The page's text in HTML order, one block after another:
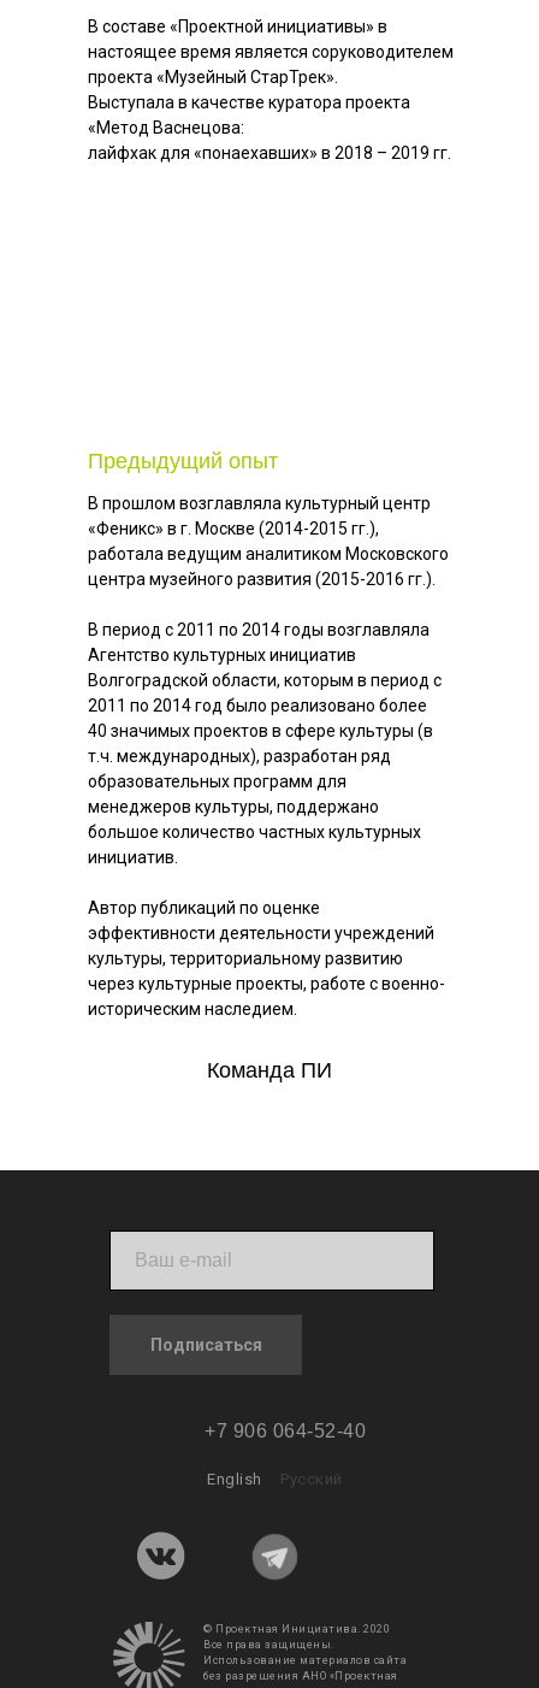
В составе «Проектной инициативы» в
настоящее время является соруководителем
проекта «Музейный СтарТрек».
Выступала в качестве куратора проекта
«Метод Васнецова:
лайфхак для «понаехавших» в 2018 – 2019 гг.
В прошлом возглавляла культурный центр
«Феникс» в г. Москве (2014-2015 гг.),
работала ведущим аналитиком Московского
центра музейного развития (2015-2016 гг.).
В период с 2011 по 2014 годы возглавляла
Агентство культурных инициатив
Волгоградской области, которым в период с
2011 по 2014 год было реализовано более
40 значимых проектов в сфере культуры (в
т.ч. международных), разработан ряд
образовательных программ для
менеджеров культуры, поддержано
большое количество частных культурных
инициатив.
Автор публикаций по оценке
эффективности деятельности учреждений
культуры, территориальному развитию
через культурные проекты, работе с военно-
историческим наследием.
Предыдущий опыт
Команда ПИ
Подписаться
+7 906 064-52-40
English Русский
© Проектная Инициатива. 2020
Все права защищены.
Использование материалов сайта
без разрешения АНО «Проектная